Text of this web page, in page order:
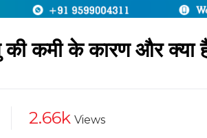
की कमी के कारण और क्या
2.66k Views